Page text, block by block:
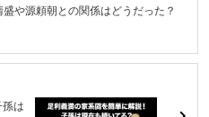
盛や源頼朝との関係はどうだった？
は